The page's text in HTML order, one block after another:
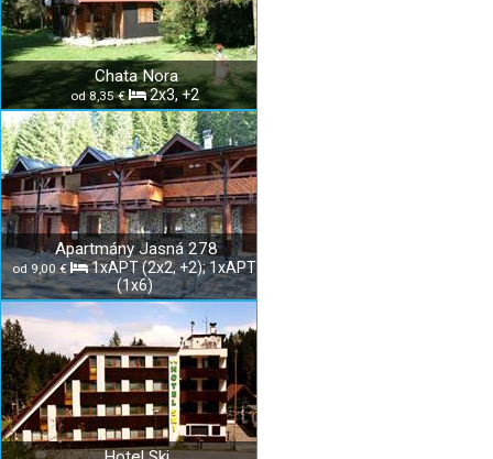
Chata Nora
od 8,35 € 2x3, +2
Apartmány Jasná 278
od 9,00 €
1xAPT (2x2, +2); 1xAPT
(1x6)